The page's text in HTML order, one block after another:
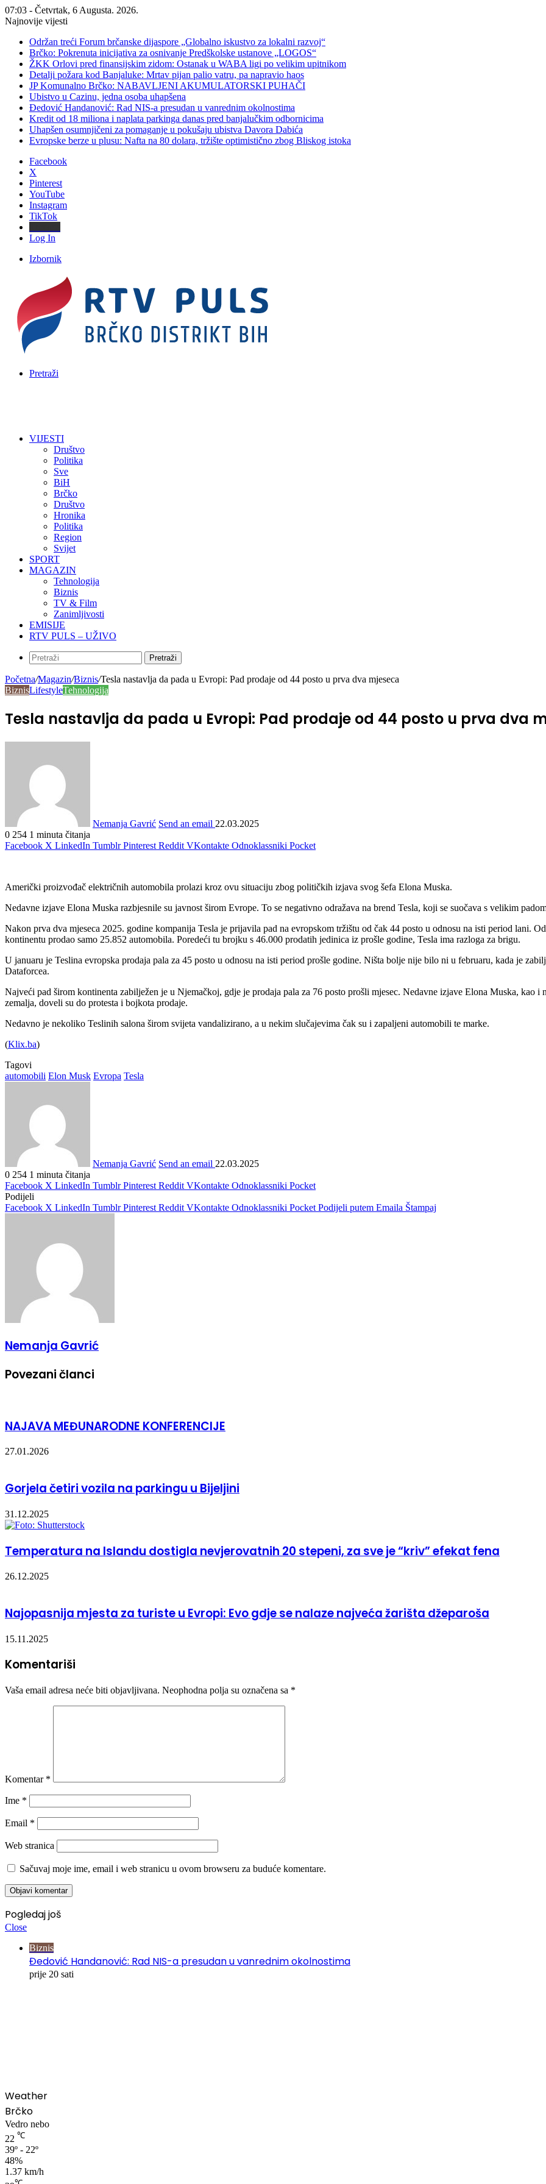
07:03 - Četvrtak, 6 Augusta. 2026.
Najnovije vijesti
Održan treći Forum brčanske dijaspore „Globalno iskustvo za lokalni razvoj“
Brčko: Pokrenuta inicijativa za osnivanje Predškolske ustanove „LOGOS“
ŽKK Orlovi pred finansijskim zidom: Ostanak u WABA ligi po velikim upitnikom
Detalji požara kod Banjaluke: Mrtav pijan palio vatru, pa napravio haos
JP Komunalno Brčko: NABAVLJENI AKUMULATORSKI PUHAČI
Ubistvo u Cazinu, jedna osoba uhapšena
Đedović Handanović: Rad NIS-a presudan u vanrednim okolnostima
Kredit od 18 miliona i naplata parkinga danas pred banjalučkim odbornicima
Uhapšen osumnjičeni za pomaganje u pokušaju ubistva Davora Dabića
Evropske berze u plusu: Nafta na 80 dolara, tržište optimistično zbog Bliskog istoka
Facebook
X
Pinterest
YouTube
Instagram
TikTok
Log In
Izbornik
Pretraži
VIJESTI
Društvo
Politika
Sve
BiH
Brčko
Društvo
Hronika
Politika
Region
Svijet
SPORT
MAGAZIN
Tehnologija
Biznis
TV & Film
Zanimljivosti
EMISIJE
RTV PULS – UŽIVO
Pretraži
Početna/Magazin/Biznis/Tesla nastavlja da pada u Evropi: Pad prodaje od 44 posto u prva dva mjeseca
BiznisLifestyleTehnologija
Tesla nastavlja da pada u Evropi: Pad prodaje od 44 posto u prva dva
Nemanja Gavrić Send an email 22.03.2025
0 254 1 minuta čitanja
Facebook X LinkedIn Tumblr Pinterest Reddit VKontakte Odnoklassniki Pocket
Američki proizvođač električnih automobila prolazi kroz ovu situaciju zbog političkih izjava svog šefa Elona Muska.
Nedavne izjave Elona Muska razbjesnile su javnost širom Evrope. To se negativno odražava na brend Tesla, koji se suočava s velikim
Nakon prva dva mjeseca 2025. godine kompanija Tesla je prijavila pad na evropskom tržištu od čak 44 posto u odnosu na isti period lani.
kontinentu prodao samo 25.852 automobila. Poredeći tu brojku s 46.000 prodatih jedinica iz prošle godine, Tesla ima razloga za brigu.
U januaru je Teslina evropska prodaja pala za 45 posto u odnosu na isti period prošle godine. Ništa bolje nije bilo ni u februaru, kada je
Dataforcea.
Najveći pad širom kontinenta zabilježen je u Njemačkoj, gdje je prodaja pala za 76 posto prošli mjesec. Nedavne izjave Elona Muska, kao
zemalja, doveli su do protesta i bojkota prodaje.
Nedavno je nekoliko Teslinih salona širom svijeta vandalizirano, a u nekim slučajevima čak su i zapaljeni automobili te marke.
(Klix.ba)
Tagovi
automobili Elon Musk Evropa Tesla
Nemanja Gavrić Send an email 22.03.2025
0 254 1 minuta čitanja
Facebook X LinkedIn Tumblr Pinterest Reddit VKontakte Odnoklassniki Pocket
Podijeli
Facebook X LinkedIn Tumblr Pinterest Reddit VKontakte Odnoklassniki Pocket Podijeli putem Emaila Štampaj
Nemanja Gavrić
Povezani članci
NAJAVA MEĐUNARODNE KONFERENCIJE
27.01.2026
Gorjela četiri vozila na parkingu u Bijeljini
31.12.2025
Temperatura na Islandu dostigla nevjerovatnih 20 stepeni, za sve je “kriv” efekat fena
26.12.2025
Najopasnija mjesta za turiste u Evropi: Evo gdje se nalaze najveća žarišta džeparoša
15.11.2025
Komentariši
Vaša email adresa neće biti objavljivana. Neophodna polja su označena sa *
Komentar *
Ime *
Email *
Web stranica
Sačuvaj moje ime, email i web stranicu u ovom browseru za buduće komentare.
Pogledaj još
Close
Biznis
Đedović Handanović: Rad NIS-a presudan u vanrednim okolnostima
prije 20 sati
Weather
Brčko
Vedro nebo
22 ℃
39º - 22º
48%
1.37 km/h